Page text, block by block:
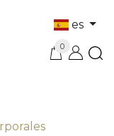
es
0